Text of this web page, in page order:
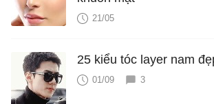
21/05
25 kiểu tóc layer nam
01/09 3